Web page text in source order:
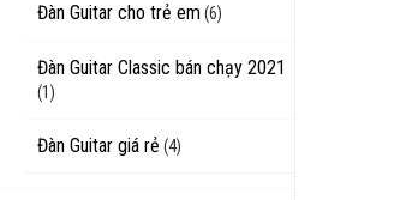
Đàn Guitar cho trẻ em (6)
Đàn Guitar Classic bán chạy 2021
(1)
Đàn Guitar giá rẻ (4)